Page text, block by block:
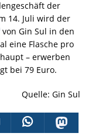
der
14. Juli wird der
von Gin Sul in den
eine Flasche pro
– erwerben
bei 79 Euro.
Quelle: Gin Sul